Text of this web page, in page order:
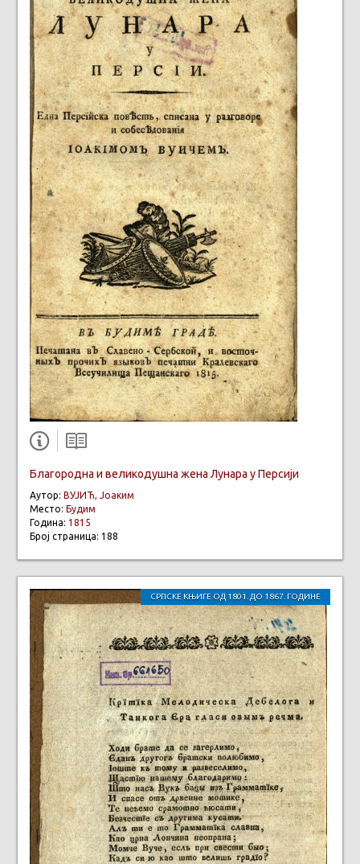
Благородна и великодушна жена Лунара у Персији
Аутор: ВУЈИЋ, Јоаким
Место: Будим
Година: 1815
Број страница: 188
СРПСКЕ КЊИГЕ ОД 1801. ДО 1867. ГОДИНЕ